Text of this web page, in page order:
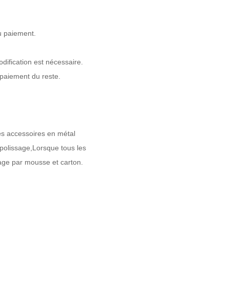
est nécessaire.
du reste.
accessoires en métal
Lorsque tous les
par mousse et carton.